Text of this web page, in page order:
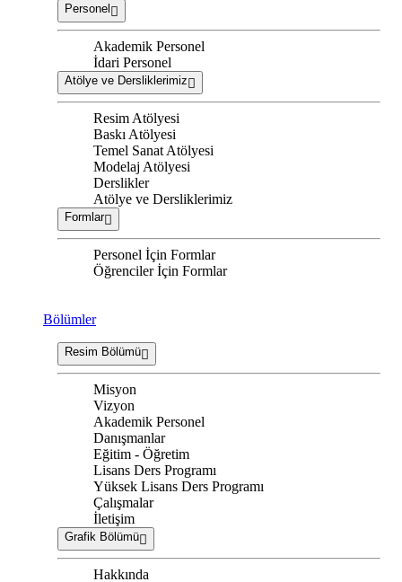
Personel
Akademik Personel
İdari Personel
Atölye ve Dersliklerimiz
Resim Atölyesi
Baskı Atölyesi
Temel Sanat Atölyesi
Modelaj Atölyesi
Derslikler
Atölye ve Dersliklerimiz
Formlar
Personel İçin Formlar
Öğrenciler İçin Formlar
Bölümler
Resim Bölümü
Misyon
Vizyon
Akademik Personel
Danışmanlar
Eğitim - Öğretim
Lisans Ders Programı
Yüksek Lisans Ders Programı
Çalışmalar
İletişim
Grafik Bölümü
Hakkında